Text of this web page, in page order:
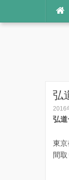
弘
2016
弘道
東
間